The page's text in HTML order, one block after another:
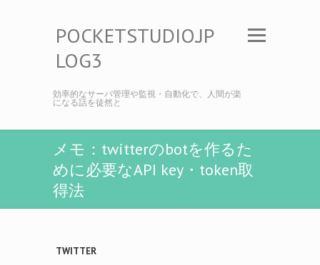
POCKETSTUDIO.JP
LOG3
効率的なサーバ管理や監視・自動化で、人間が楽
になる話を徒然と
メモ：twitterのbotを作るた
めに必要なAPI key・token取
得法
TWITTER